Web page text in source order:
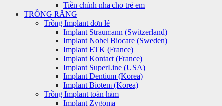
Tiền chỉnh nha cho trẻ em
TRỒNG RĂNG
Trồng Implant đơn lẻ
Implant Straumann (Switzerland)
Implant Nobel Biocare (Sweden)
Implant ETK (France)
Implant Kontact (France)
Implant SuperLine (USA)
Implant Dentium (Korea)
Implant Biotem (Korea)
Trồng Implant toàn hàm
Implant Zygoma